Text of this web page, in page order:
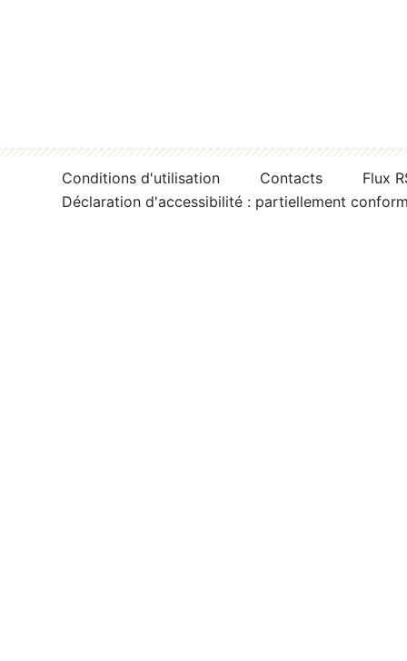
Conditions d'utilisation Contacts
Flux
Déclaration d'accessibilité : partiellement